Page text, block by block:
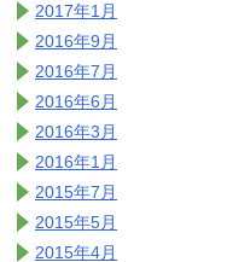
2017年1月
2016年9月
2016年7月
2016年6月
2016年3月
2016年1月
2015年7月
2015年5月
2015年4月